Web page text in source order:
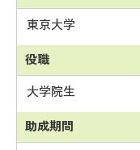
東京大学
大学院生